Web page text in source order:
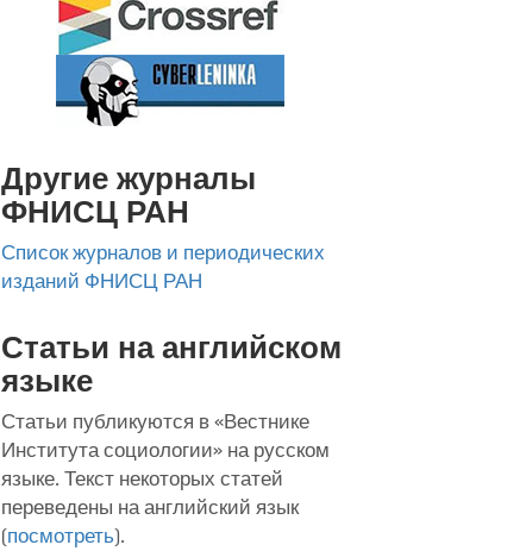
Другие журналы
ФНИСЦ РАН
Список журналов и периодических
изданий ФНИСЦ РАН
Статьи на английском
языке
Статьи публикуются в «Вестнике
Института социологии» на русском
языке. Текст некоторых статей
переведены на английский язык
(посмотреть).